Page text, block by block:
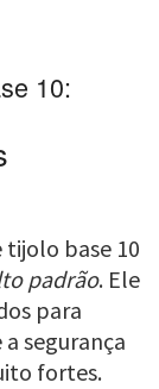
10:
tijolo base 10
padrão. Ele
para
segurança
fortes.